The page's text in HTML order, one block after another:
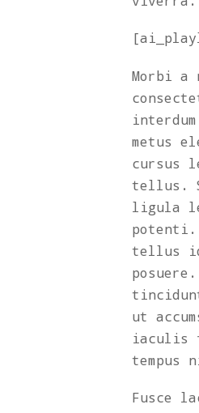
Morbi a
metus
cursus
tellus.
ligula
potenti.
tellus
ut
iaculis
tempus
Fusce